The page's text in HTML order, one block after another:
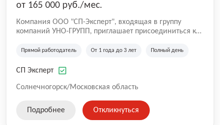
от 165 000 руб./мес.
Компания ООО "СП-Эксперт", входящая в группу
компаний УНО-ГРУПП, приглашает присоединиться к
работаем на рынке с 2005 года и оказываем комплекс
зданий из гибридных модульных блоков свободной
гибридно-модульного строительства.
Прямой работодатель От 1 года до 3 лет Полный день
СП Эксперт
Солнечногорск/Московская область
Подробнее Откликнуться